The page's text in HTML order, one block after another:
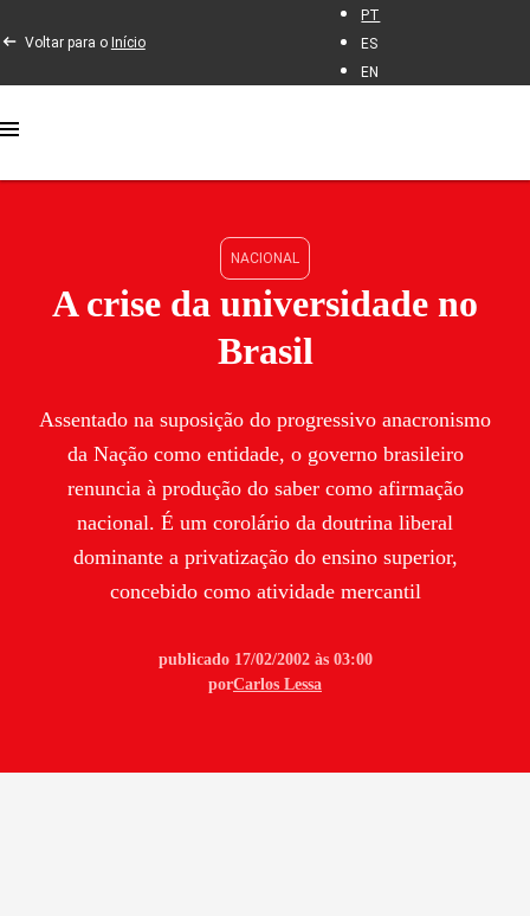
Voltar para o Início
PT
ES
EN
NACIONAL
A crise da universidade no
Brasil
Assentado na suposição do progressivo anacronismo
da Nação como entidade, o governo brasileiro
renuncia à produção do saber como afirmação
nacional. É um corolário da doutrina liberal
dominante a privatização do ensino superior,
concebido como atividade mercantil
publicado 17/02/2002 às 03:00
porCarlos Lessa